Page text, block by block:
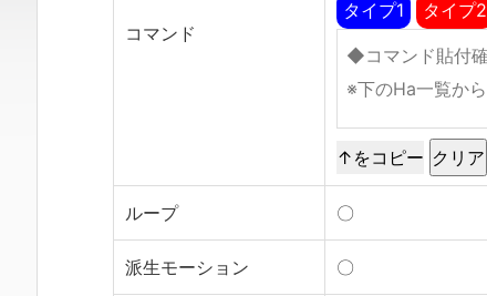
コマンド
タイプ1
タイプ2
↑をコピー
ループ 〇
派生モーション 〇